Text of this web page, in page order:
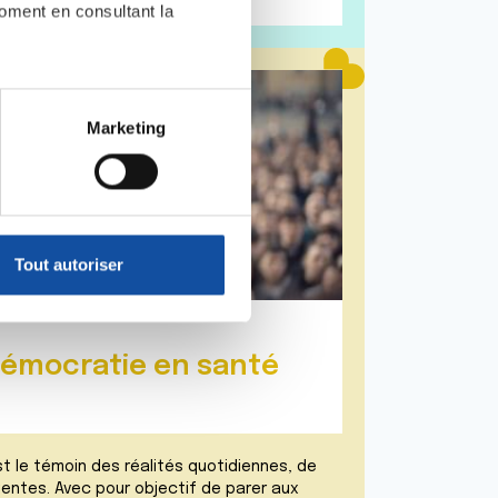
en consultant la
à plusieurs mètres près
sur les cookies.
informations que
Marketing
Tout autoriser
en santé
le témoin des réalités quotidiennes, de
Avec pour objectif de parer aux